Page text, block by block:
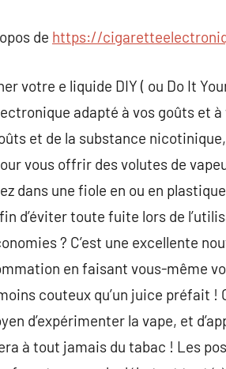
de https://
votre e liquide DIY ( ou Do It
adapté à vos goûts et
et de la substance
vous offrir des volutes de
dans une fiole en ou en
d’éviter toute fuite lors de
? C’est une excellente
en faisant vous-même
couteux qu’un juice préfait
d’expérimenter la vape, et
à tout jamais du tabac ! Les